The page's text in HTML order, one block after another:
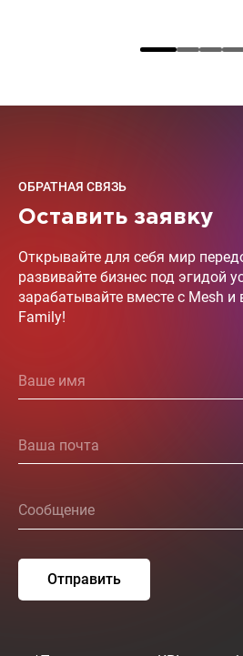
ОБРАТНАЯ СВЯЗЬ
Оставить заявку
Открывайте для себя мир
развивайте бизнес под эгидой
зарабатывайте вместе с Mesh и
Family!
Отправить